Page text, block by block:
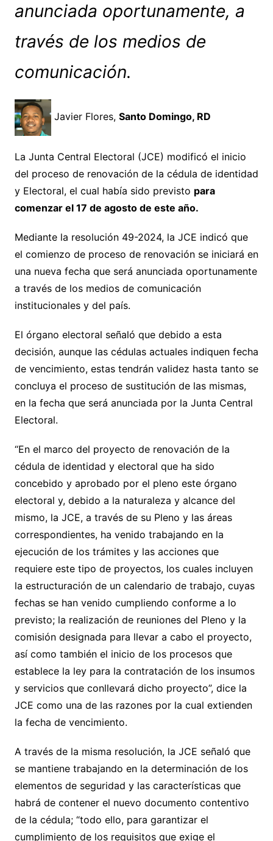
anunciada oportunamente, a
través de los medios de
comunicación.
Javier Flores, Santo Domingo, RD
La Junta Central Electoral (JCE) modificó el inicio
del proceso de renovación de la cédula de identidad
y Electoral, el cual había sido previsto para
comenzar el 17 de agosto de este año.
Mediante la resolución 49-2024, la JCE indicó que
el comienzo de proceso de renovación se iniciará en
una nueva fecha que será anunciada oportunamente
a través de los medios de comunicación
institucionales y del país.
El órgano electoral señaló que debido a esta
decisión, aunque las cédulas actuales indiquen fecha
de vencimiento, estas tendrán validez hasta tanto se
concluya el proceso de sustitución de las mismas,
en la fecha que será anunciada por la Junta Central
Electoral.
“En el marco del proyecto de renovación de la
cédula de identidad y electoral que ha sido
concebido y aprobado por el pleno este órgano
electoral y, debido a la naturaleza y alcance del
mismo, la JCE, a través de su Pleno y las áreas
correspondientes, ha venido trabajando en la
ejecución de los trámites y las acciones que
requiere este tipo de proyectos, los cuales incluyen
la estructuración de un calendario de trabajo, cuyas
fechas se han venido cumpliendo conforme a lo
previsto; la realización de reuniones del Pleno y la
comisión designada para llevar a cabo el proyecto,
así como también el inicio de los procesos que
establece la ley para la contratación de los insumos
y servicios que conllevará dicho proyecto”, dice la
JCE como una de las razones por la cual extienden
la fecha de vencimiento.
A través de la misma resolución, la JCE señaló que
se mantiene trabajando en la determinación de los
elementos de seguridad y las características que
habrá de contener el nuevo documento contentivo
de la cédula; “todo ello, para garantizar el
cumplimiento de los requisitos que exige el